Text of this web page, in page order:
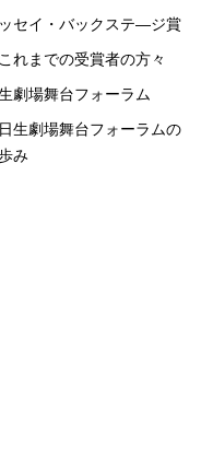
セイ・バックステ―ジ賞
これまでの受賞者の方々
劇場舞台フォーラム
日生劇場舞台フォーラムの
み